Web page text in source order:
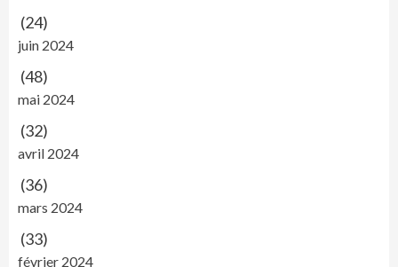
(24)
juin 2024
(48)
mai 2024
(32)
avril 2024
(36)
mars 2024
(33)
février 2024